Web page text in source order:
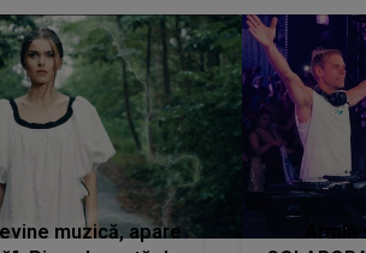
muzică, apare